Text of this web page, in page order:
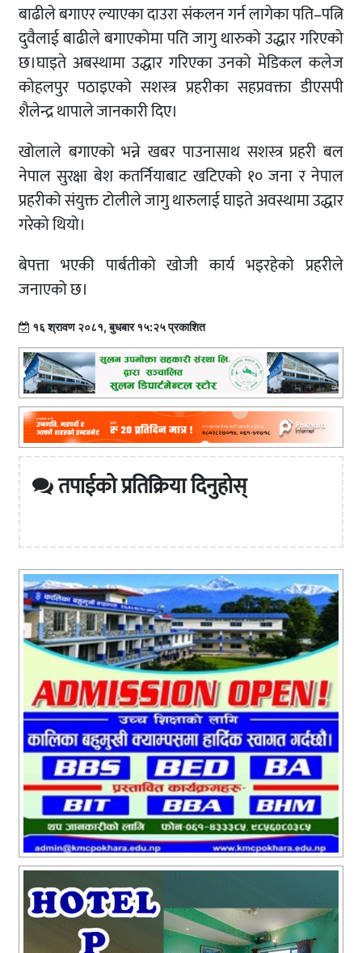
बाढीले बगाएर ल्याएका दाउरा संकलन गर्न लागेका पति–पत्नि
दुवैलाई बाढीले बगाएकोमा पति जागु थारुको उद्धार गरिएको
छ।घाइते अबस्थामा उद्धार गरिएका उनको मेडिकल कलेज
कोहलपुर पठाइएको सशस्त्र प्रहरीका सहप्रवक्ता डीएसपी
शैलेन्द्र थापाले जानकारी दिए।
खोलाले बगाएको भन्ने खबर पाउनासाथ सशस्त्र प्रहरी बल
नेपाल सुरक्षा बेश कतर्नियाबाट खटिएको १० जना र नेपाल
प्रहरीको संयुक्त टोलीले जागु थारुलाई घाइते अवस्थामा उद्धार
गरेको थियो।
बेपत्ता भएकी पार्बतीको खोजी कार्य भइरहेको प्रहरीले
जनाएको छ।
१६ श्रावण २०८१, बुधबार १५:२५ प्रकाशित
तपाईको प्रतिक्रिया दिनुहोस्